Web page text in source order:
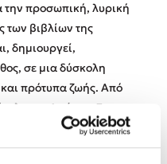
την προσωπική, λυρική
των βιβλίων της
δημιουργεί,
σε μια δύσκολη
πρότυπα ζωής. Από
του Δράκου, Στην
κύμα κυκλοφορούν